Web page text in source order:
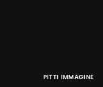
PITTI IMMAGINE